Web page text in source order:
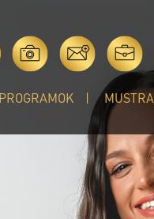
PROGRAMOK MUSTRA